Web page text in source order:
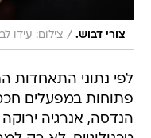
צורי דבוש. / צילום: עידו
לפי נתוני התאחדות
פתוחות במפעלים
הנדסה, אנרגיה ירוקה